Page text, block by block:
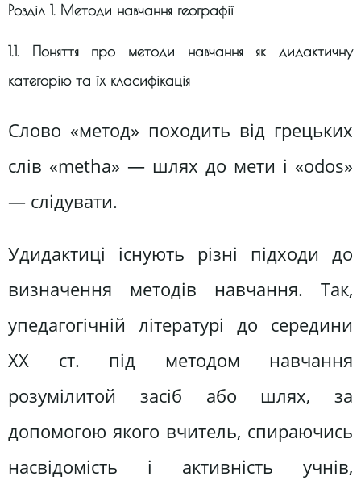
Розділ 1. Методи навчання географії
1.1. Поняття про методи навчання як дидактичну
категорію та їх класифікація
Слово «метод» походить від грецьких
слів «metha» — шлях до мети і «odos»
— слідувати.
Удидактиці існують різні підходи до
визначення методів навчання. Так,
упедагогічній літературі до середини
XX ст. під методом навчання
розумілитой засіб або шлях, за
допомогою якого вчитель, спираючись
насвідомість і активність учнів,